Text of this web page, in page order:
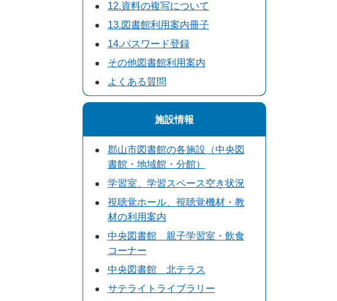
12.資料の複写について
13.図書館利用案内冊子
14.パスワード登録
その他図書館利用案内
よくある質問
施設情報
郡山市図書館の各施設（中央図
書館・地域館・分館）
学習室、学習スペース空き状況
視聴覚ホール、視聴覚機材・教
材の利用案内
中央図書館 親子学習室・飲食
コーナー
中央図書館 北テラス
サテライトライブラリー